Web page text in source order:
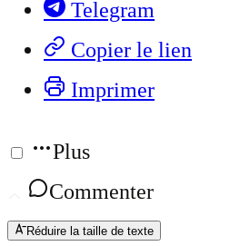
Telegram
Copier le lien
Imprimer
Plus
Commenter
Réduire la taille de texte